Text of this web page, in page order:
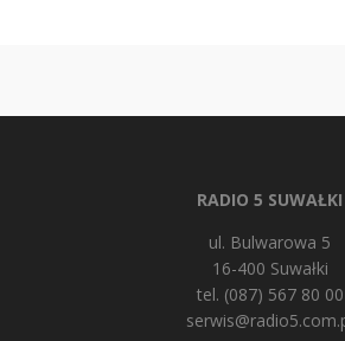
RADIO 5 SUWAŁKI
ul. Bulwarowa 5
16-400 Suwałki
tel. (087) 567 80 00